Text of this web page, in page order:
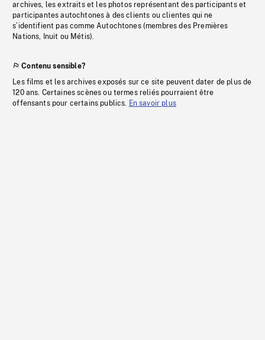
archives, les extraits et les photos représentant des participants et
participantes autochtones à des clients ou clientes qui ne
s’identifient pas comme Autochtones (membres des Premières
Nations, Inuit ou Métis).
Contenu sensible?
Les films et les archives exposés sur ce site peuvent dater de plus de
120 ans. Certaines scènes ou termes reliés pourraient être
offensants pour certains publics. En savoir plus